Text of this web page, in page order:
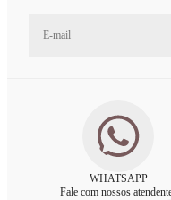
WHATSAPP
Fale com nossos